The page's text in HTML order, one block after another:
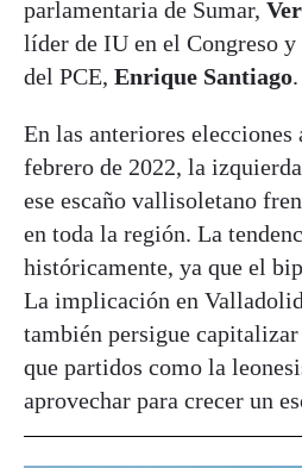
parlamentaria de Sumar,
líder de IU en el Congreso y
del PCE, Enrique Santiago.
En las anteriores elecciones
febrero de 2022, la
ese escaño vallisoletano
en toda la región. La
históricamente, ya que el
La implicación en
también persigue
que partidos como la
aprovechar para crecer un